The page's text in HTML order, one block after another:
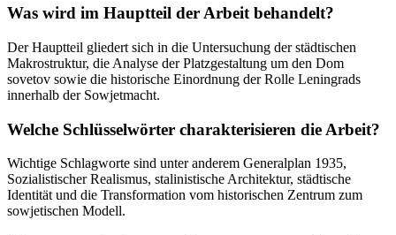
Was wird im Hauptteil der Arbeit behandelt?
Der Hauptteil gliedert sich in die Untersuchung der städtischen
Makrostruktur, die Analyse der Platzgestaltung um den Dom
sovetov sowie die historische Einordnung der Rolle Leningrads
innerhalb der Sowjetmacht.
Welche Schlüsselwörter charakterisieren die Arbeit?
Wichtige Schlagworte sind unter anderem Generalplan 1935,
Sozialistischer Realismus, stalinistische Architektur, städtische
Identität und die Transformation vom historischen Zentrum zum
sowjetischen Modell.